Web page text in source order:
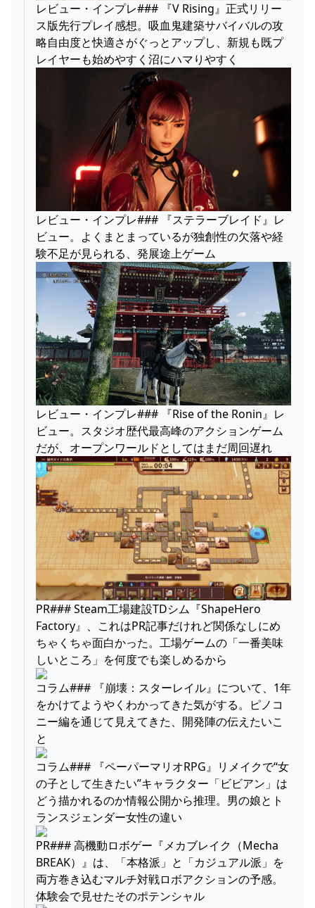
レビュー・インプレ### 『V Rising』正式リリー
ス版先行プレイ感想。吸血鬼建築サバイバルの攻
略自由度と快適さがぐっとアップし、新規も既プ
レイヤーも始めやすく沼にハマりやすく
レビュー・インプレ### 『ステラーブレイド』レ
ビュー。よくまとまっているが独創性の欠落や経
験不足が見られる、発展途上ゲーム
レビュー・インプレ### 『Rise of the Ronin』レ
ビュー。スタジオ歴代最高峰のアクションゲーム
だが、オープンワールドとしてはまだ周回遅れ
PR### Steam工場建設TDシム『ShapeHero
Factory』、これはPR記事だけれど関係なしにめ
ちゃくちゃ面白かった。工場ゲームの「一番美味
しいところ」を何度でも楽しめるから
コラム### 『崩壊：スターレイル』について、1年
をかけてようやくわかってきた気がする。ピノコ
ニー編を通じて見えてきた、開発陣の伝えたいこ
と
コラム### 『ペーパーマリオRPG』リメイクで“女
の子として生きたい”キャラクター「ビビアン」は
どう描かれるのか情報公開から推理。男の娘とト
ランスジェンダー女性の違い
PR### 高機動ロボゲー『メカブレイク（Mecha
BREAK）』は、「本格派」と「カジュアル派」を
両方巻き込むマルチ対戦ロボアクションの予感。
体験会で見せたそのポテンシャル